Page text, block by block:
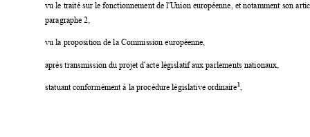
vu le traité sur le fonctionnement de l'Union européenne, et notamment son
paragraphe 2,
vu la proposition de la Commission européenne,
après transmission du projet d'acte législatif aux parlements nationaux,
statuant conformément à la procédure législative ordinaire1,